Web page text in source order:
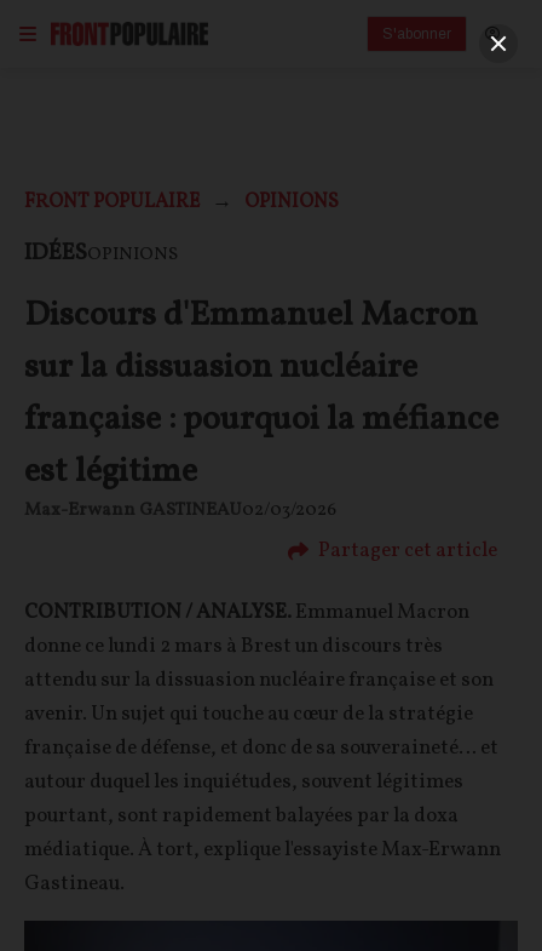
S'abonner
FRONT POPULAIRE OPINIONS
IDÉESOPINIONS
Discours d'Emmanuel Macron
sur la dissuasion nucléaire
française : pourquoi la méfiance
est légitime
Max-Erwann GASTINEAU02/03/2026
Partager cet article
CONTRIBUTION / ANALYSE.Emmanuel Macron
donne ce lundi 2 mars à Brest un discours très
attendu sur la dissuasion nucléaire française et son
avenir. Un sujet qui touche au cœur de la stratégie
française de défense, et donc de sa souveraineté… et
autour duquel les inquiétudes, souvent légitimes
pourtant, sont rapidement balayées par la doxa
médiatique. À tort, explique l'essayiste Max-Erwann
Gastineau.